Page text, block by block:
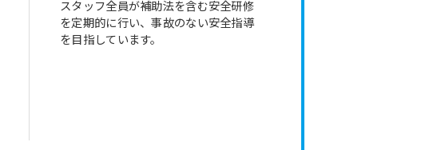
スタッフ全員が補助法を含む安全研修
を定期的に行い、事故のない安全指導
を目指しています。